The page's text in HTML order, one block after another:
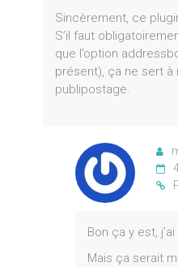
Sincèrement, ce
S’il faut
que l’option
présent), ça ne sert à
publipostage.
Bon ça y est,
Mais ça serait